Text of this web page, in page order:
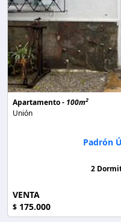
Apartamento - 100m2
Unión
Padrón
2
VENTA
$ 175.000